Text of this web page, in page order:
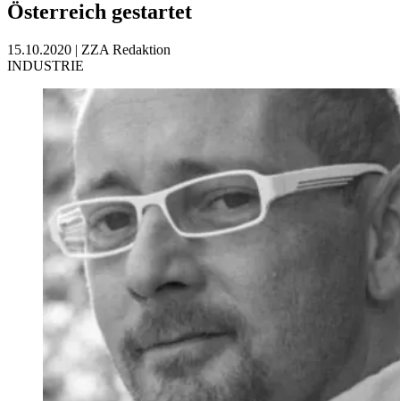
Österreich gestartet
15.10.2020 | ZZA Redaktion
INDUSTRIE